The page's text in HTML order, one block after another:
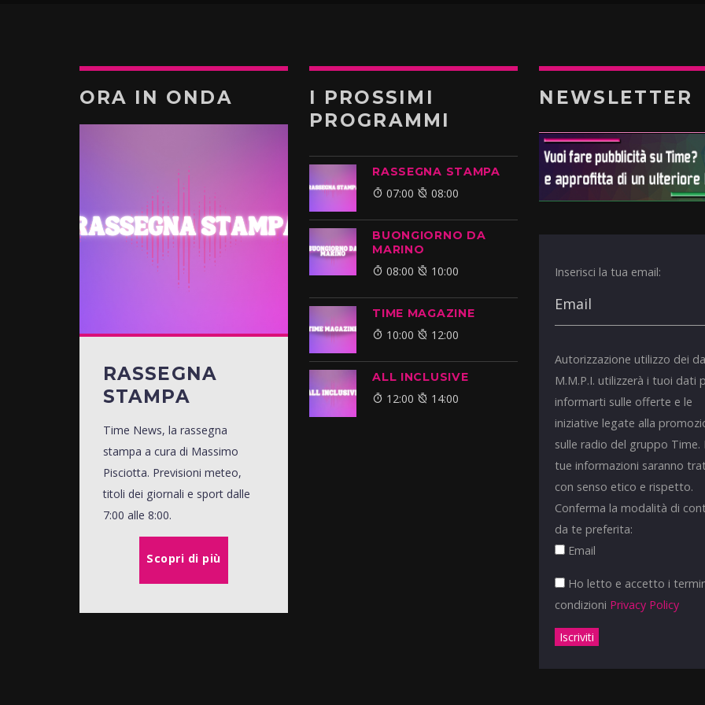
ORA IN ONDA
RASSEGNA
STAMPA
Time News, la rassegna
stampa a cura di Massimo
Pisciotta. Previsioni meteo,
titoli dei giornali e sport dalle
7:00 alle 8:00.
Scopri di più
I PROSSIMI
PROGRAMMI
RASSEGNA STAMPA
07:00 08:00
BUONGIORNO DA
MARINO
08:00 10:00
TIME MAGAZINE
10:00 12:00
ALL INCLUSIVE
12:00 14:00
NEWSLETTER
Inserisci la tua email:
Autorizzazione utilizzo dei
M.M.P.I. utilizzerà i tuoi dati
informarti sulle offerte e le
iniziative legate alla
sulle radio del gruppo Time.
tue informazioni saranno
con senso etico e rispetto.
Conferma la modalità di
da te preferita:
Email
Ho letto e accetto i
condizioni Privacy Policy